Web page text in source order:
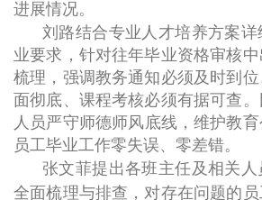
进展情况。
刘路结合专业人才培养方案
业要求，针对往年毕业资格审核
梳理，强调教务通知必须及时到
面彻底、课程考核必须有据可查
人员严守师德师风底线，维护教
员工毕业工作零失误、零差错。
张文菲提出各班主任及相关
全面梳理与排查，对存在问题的员